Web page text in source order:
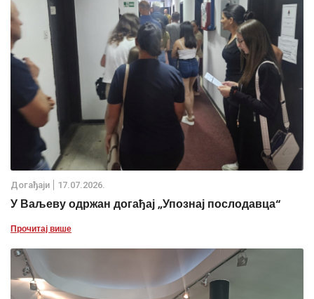
Дoгађаjи 17.07.2026.
У Ваљеву одржан догађај „Упознај послодавца“
Прочитај више